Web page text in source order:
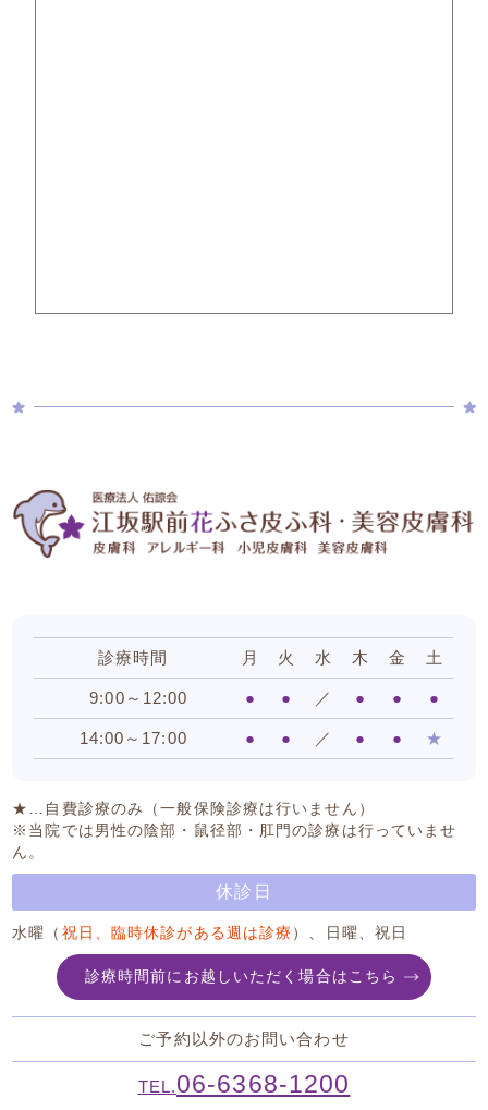
診療時間 月 火 水 木 金 土
9:00～12:00 ● ● ／ ● ● ●
14:00～17:00 ● ● ／ ● ● ★
★…自費診療のみ（一般保険診療は行いません）
※当院では男性の陰部・鼠径部・肛門の診療は行っていませ
ん。
休診日
水曜（ 祝日、臨時休診がある週は診療 ）、日曜、祝日
診療時間前にお越しいただく場合はこちら
ご予約以外のお問い合わせ
TEL.06-6368-1200